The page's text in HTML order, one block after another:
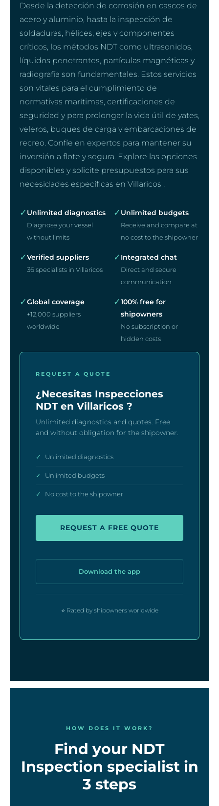
Desde la detección de corrosión en cascos de
acero y aluminio, hasta la inspección de
soldaduras, hélices, ejes y componentes
críticos, los métodos NDT como ultrasonidos,
líquidos penetrantes, partículas magnéticas y
radiografía son fundamentales. Estos servicios
son vitales para el cumplimiento de
normativas marítimas, certificaciones de
seguridad y para prolongar la vida útil de yates,
veleros, buques de carga y embarcaciones de
recreo. Confíe en expertos para mantener su
inversión a flote y segura. Explore las opciones
disponibles y solicite presupuestos para sus
necesidades específicas en Villaricos .
✓ Unlimited diagnostics
Diagnose your vessel
without limits
✓ Unlimited budgets
Receive and compare at
no cost to the shipowner
✓Verified suppliers
36 specialists in Villaricos
✓ Integrated chat
Direct and secure
communication
✓Global coverage
+12,000 suppliers
worldwide
✓100% free for
shipowners
No subscription or
hidden costs
REQUEST A QUOTE
¿Necesitas Inspecciones
NDT en Villaricos ?
Unlimited diagnostics and quotes. Free
and without obligation for the shipowner.
✓ Unlimited diagnostics
✓ Unlimited budgets
✓ No cost to the shipowner
REQUEST A FREE QUOTE
Download the app
⭐ Rated by shipowners worldwide
HOW DOES IT WORK?
Find your NDT
Inspection specialist in
3 steps